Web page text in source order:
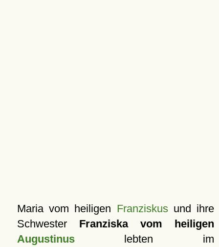
Maria vom heiligen Franziskusund ihre
Schwester Franziska vom heiligen
Augustinuslebten im